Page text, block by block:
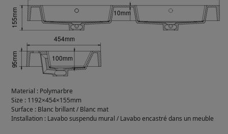
Material : Polymarbre
Size : 1192×454×155mm
Surface : Blanc brillant / Blanc mat
Installation : Lavabo suspendu mural / Lavabo encastré dans un meuble